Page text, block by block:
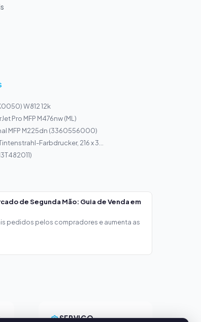
W812 12k
Pro MFP M476nw (ML)
MFP M225dn (3360556000)
Farbdrucker, 216 x 3...
de Segunda Mão: Guia de Venda em
pedidos pelos compradores e aumenta as
SERVIÇO